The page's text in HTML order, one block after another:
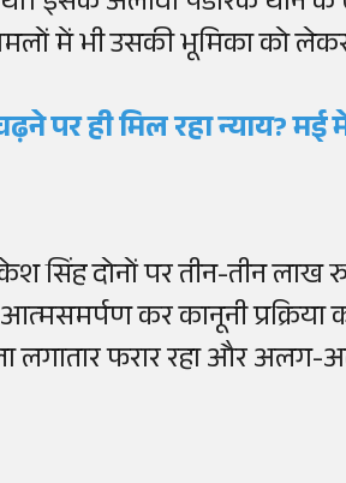
में भी उसकी भूमिका को
पर ही मिल रहा न्याय?
सिंह दोनों पर तीन-तीन लाख
कर कानूनी प्रक्रिया
लगातार फरार रहा और अलग-